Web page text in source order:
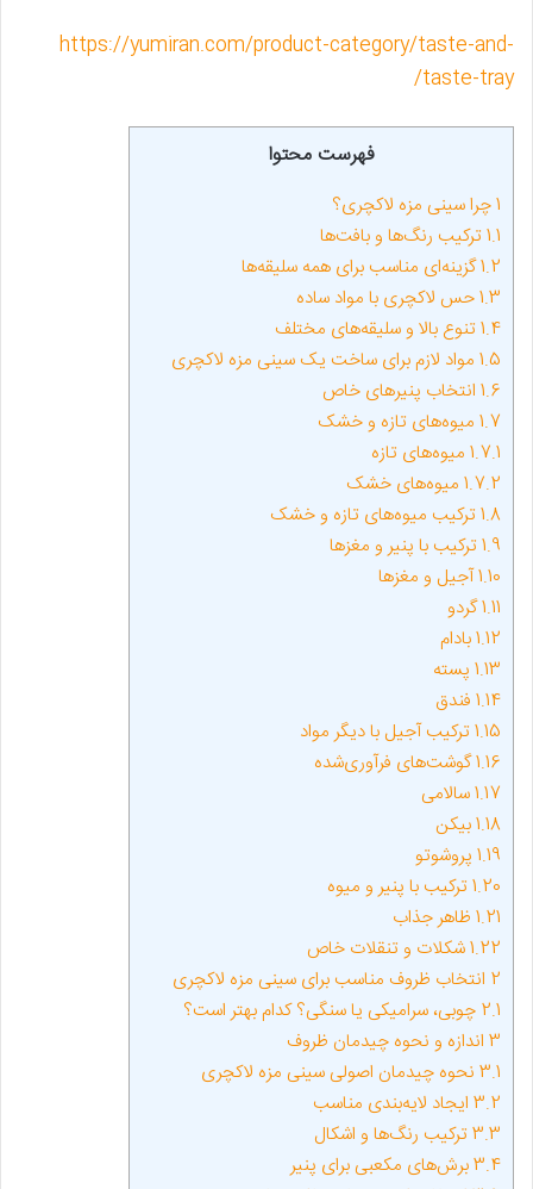
https://yumiran.com/product-category/taste-and-
taste-tray/
فهرست محتوا
1چرا سینی مزه لاکچری؟
1.1 ترکیب رنگ‌ها و بافت‌ها
1.2گزینه‌ای مناسب برای همه سلیقه‌ها
1.3حس لاکچری با مواد ساده
1.4 تنوع بالا و سلیقه‌های مختلف
1.5 مواد لازم برای ساخت یک سینی مزه لاکچری
1.6 انتخاب پنیرهای خاص
1.7 میوه‌های تازه و خشک
1.7.1 میوه‌های تازه
1.7.2 میوه‌های خشک
1.8 ترکیب میوه‌های تازه و خشک
1.9 ترکیب با پنیر و مغزها
1.10آجیل و مغزها
1.11گردو
1.12بادام
1.13 پسته
1.14 فندق
1.15 ترکیب آجیل با دیگر مواد
1.16گوشت‌های فرآوری‌شده
1.17سالامی
1.18بیکن
1.19 پروشوتو
1.20 ترکیب با پنیر و میوه
1.21 ظاهر جذاب
1.22شکلات و تنقلات خاص
2 انتخاب ظروف مناسب برای سینی مزه لاکچری
2.1 چوبی، سرامیکی یا سنگی؟ کدام بهتر است؟
3 اندازه و نحوه چیدمان ظروف
3.1 نحوه چیدمان اصولی سینی مزه لاکچری
3.2 ایجاد لایه‌بندی مناسب
3.3 ترکیب رنگ‌ها و اشکال
3.4برش‌های مکعبی برای پنیر